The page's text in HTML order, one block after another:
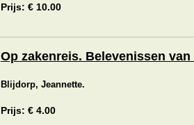
Prijs: € 10.00
Op zakenreis. Belevenissen
Blijdorp, Jeannette.
Prijs: € 4.00